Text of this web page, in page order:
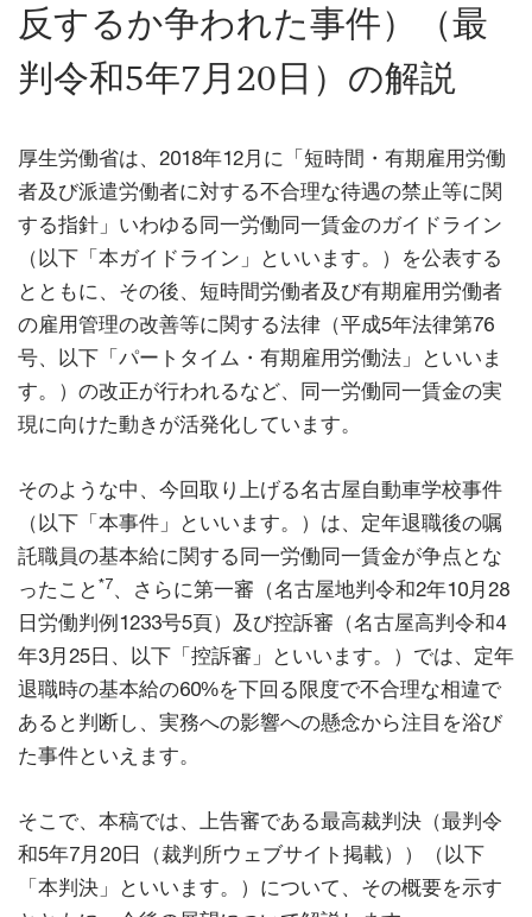
反するか争われた事件）（最
判令和5年7月20日）の解説
厚生労働省は、2018年12月に「短時間・有期雇用労働
者及び派遣労働者に対する不合理な待遇の禁止等に関
する指針」いわゆる同一労働同一賃金のガイドライン
（以下「本ガイドライン」といいます。）を公表する
とともに、その後、短時間労働者及び有期雇用労働者
の雇用管理の改善等に関する法律（平成5年法律第76
号、以下「パートタイム・有期雇用労働法」といいま
す。）の改正が行われるなど、同一労働同一賃金の実
現に向けた動きが活発化しています。
そのような中、今回取り上げる名古屋自動車学校事件
（以下「本事件」といいます。）は、定年退職後の嘱
託職員の基本給に関する同一労働同一賃金が争点とな
ったこと*7、さらに第一審（名古屋地判令和2年10月28
日労働判例1233号5頁）及び控訴審（名古屋高判令和4
年3月25日、以下「控訴審」といいます。）では、定年
退職時の基本給の60%を下回る限度で不合理な相違で
あると判断し、実務への影響への懸念から注目を浴び
た事件といえます。
そこで、本稿では、上告審である最高裁判決（最判令
和5年7月20日（裁判所ウェブサイト掲載））（以下
「本判決」といいます。）について、その概要を示す